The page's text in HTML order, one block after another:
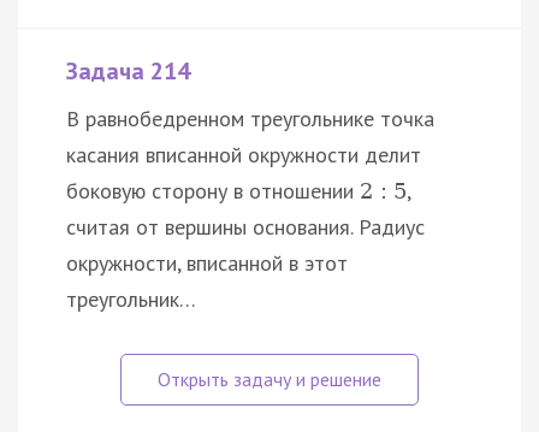
Задача 214
В равнобедренном треугольнике точка
касания вписанной окружности делит
боковую сторону в отношении 2 : 5,
считая от вершины основания. Радиус
окружности, вписанной в этот
треугольник…